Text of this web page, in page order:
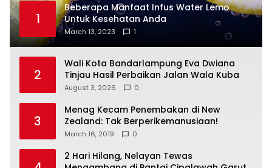
1
Beberapa Manfaat Infus Water Lemo
Untuk Kesehatan Anda
March 13, 2023 1
2
Wali Kota Bandarlampung Eva Dwiana
Tinjau Hasil Perbaikan Jalan Wala Kuba
August 3, 2026 0
3
Menag Kecam Penembakan di New
Zealand: Tak Berperikemanusiaan!
March 16, 2019 0
2 Hari Hilang, Nelayan Tewas